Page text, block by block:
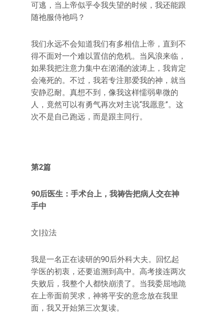
可逃，当上帝似乎令我失望的时候，我还能跟
随祂服侍祂吗？
我们永远不会知道我们有多相信上帝，直到不
得不面对一个难以置信的危机。当风浪来临，
如果我把注意力集中在汹涌的波涛上，我肯定
会淹死的。不过，我若专注那爱我的神，就当
安静忍耐。真想不到，像我这样懦弱卑微的
人，竟然可以有勇气再次对主说“我愿意”。这
次不是自己跑远，而是跟主同行。
第2篇
90后医生：手术台上，我祷告把病人交在神
手中
文|拉法
我是一名正在读研的90后外科大夫。回忆起
学医的初衷，还要追溯到高中。高考接连两次
失败后，我整个人都快崩溃了。当我委屈地跪
在上帝面前哭求，神将平安的意念放在我里
面，我又开始第三次复读。